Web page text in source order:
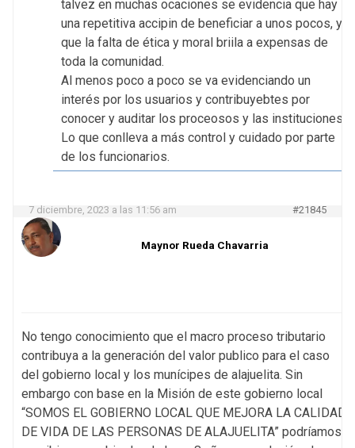
talvez en muchas ocaciones se evidencia que hay
una repetitiva accipin de beneficiar a unos pocos, y
que la falta de ética y moral briila a expensas de
toda la comunidad.
Al menos poco a poco se va evidenciando un
interés por los usuarios y contribuyebtes por
conocer y auditar los proceosos y las instituciones,
Lo que conlleva a más control y cuidado por parte
de los funcionarios.
7 diciembre, 2023 a las 11:56 am #21845
Maynor Rueda Chavarria
No tengo conocimiento que el macro proceso tributario
contribuya a la generación del valor publico para el caso
del gobierno local y los munícipes de alajuelita. Sin
embargo con base en la Misión de este gobierno local
“SOMOS EL GOBIERNO LOCAL QUE MEJORA LA CALIDAD
DE VIDA DE LAS PERSONAS DE ALAJUELITA” podríamos